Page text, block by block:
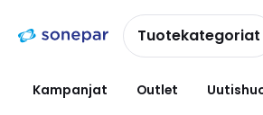
navigointiinsisältöönTuotekategoriat
Kampanjat Outlet